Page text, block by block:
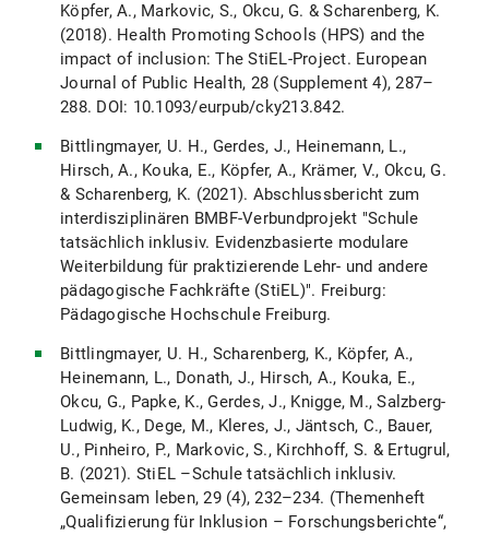
Köpfer, A., Markovic, S., Okcu, G. & Scharenberg, K.
(2018). Health Promoting Schools (HPS) and the
impact of inclusion: The StiEL-Project. European
Journal of Public Health, 28 (Supplement 4), 287–
288. DOI: 10.1093/eurpub/cky213.842.
Bittlingmayer, U. H., Gerdes, J., Heinemann, L.,
Hirsch, A., Kouka, E., Köpfer, A., Krämer, V., Okcu, G.
& Scharenberg, K. (2021). Abschlussbericht zum
interdisziplinären BMBF-Verbundprojekt "Schule
tatsächlich inklusiv. Evidenzbasierte modulare
Weiterbildung für praktizierende Lehr- und andere
pädagogische Fachkräfte (StiEL)". Freiburg:
Pädagogische Hochschule Freiburg.
Bittlingmayer, U. H., Scharenberg, K., Köpfer, A.,
Heinemann, L., Donath, J., Hirsch, A., Kouka, E.,
Okcu, G., Papke, K., Gerdes, J., Knigge, M., Salzberg-
Ludwig, K., Dege, M., Kleres, J., Jäntsch, C., Bauer,
U., Pinheiro, P., Markovic, S., Kirchhoff, S. & Ertugrul,
B. (2021). StiEL –Schule tatsächlich inklusiv.
Gemeinsam leben, 29 (4), 232–234. (Themenheft
„Qualifizierung für Inklusion – Forschungsberichte“,